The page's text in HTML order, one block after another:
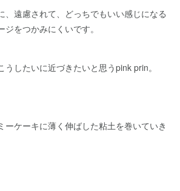
、遠慮されて、どっちでもいい感じになる
をつかみにくいです。
うしたいに近づきたいと思うpink prin。
ーケーキに薄く伸ばした粘土を巻いていき